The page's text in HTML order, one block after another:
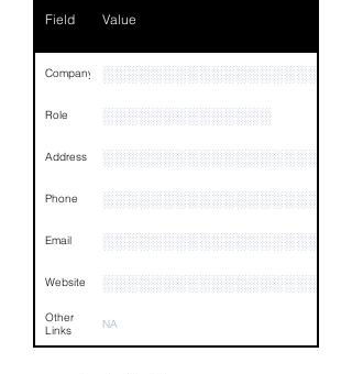
Email
Links NA
Field Value
Company
Role ░░░░░░░░░░░░░░
Address
Phone
Email
Website
Other
Links
NA